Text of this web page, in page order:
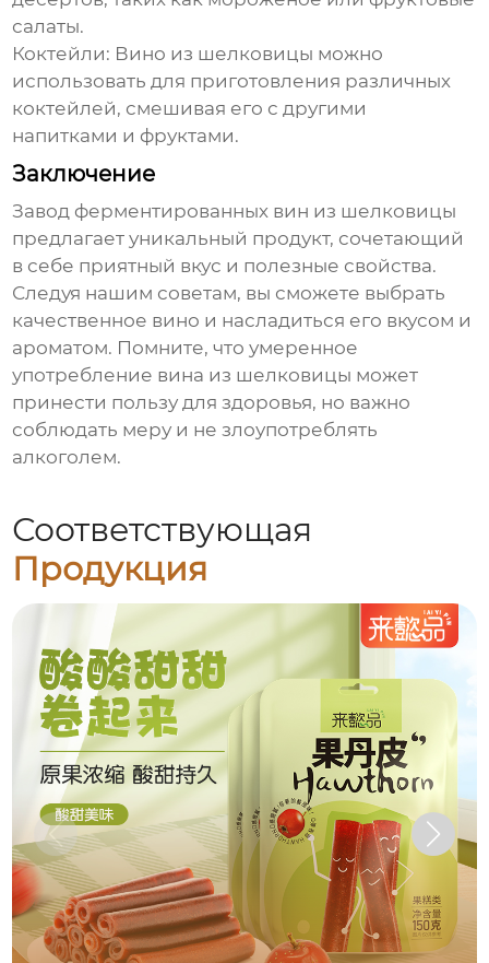
салаты.
Коктейли: Вино из шелковицы можно
использовать для приготовления различных
коктейлей, смешивая его с другими
напитками и фруктами.
Заключение
Завод ферментированных вин из шелковицы
предлагает уникальный продукт, сочетающий
в себе приятный вкус и полезные свойства.
Следуя нашим советам, вы сможете выбрать
качественное вино и насладиться его вкусом и
ароматом. Помните, что умеренное
употребление вина из шелковицы может
принести пользу для здоровья, но важно
соблюдать меру и не злоупотреблять
алкоголем.
Соответствующая
Продукция